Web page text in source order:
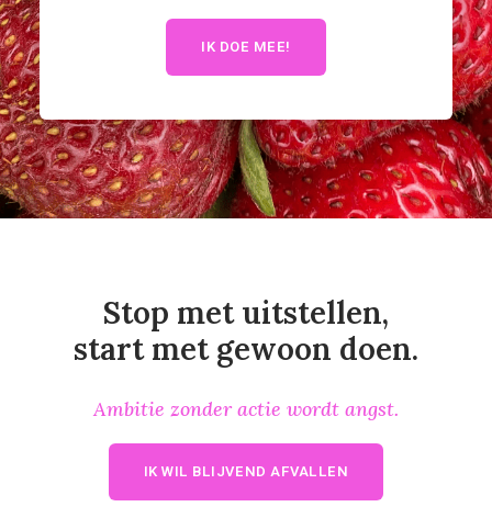
IK DOE MEE!
Stop met uitstellen,
start met gewoon doen.
Ambitie zonder actie wordt angst.
IK WIL BLIJVEND AFVALLEN